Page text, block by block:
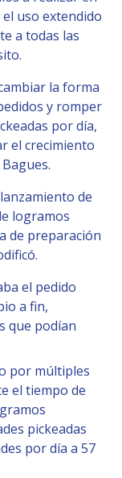
uso extendido
a todas las
la forma
y romper
por día,
el crecimiento
de
logramos
de preparación
el pedido
a fin,
que podían
por múltiples
el tiempo de
pickeadas
por día a 57